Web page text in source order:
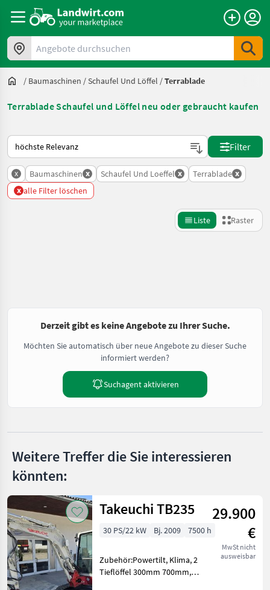
Angebote durchsuchen
/ Baumaschinen /Schaufel Und Löffel /Terrablade
Terrablade Schaufel und Löffel neu oder gebraucht kaufen
So wird auf Landwirt.com sortiert
Filter
x Baumaschinen x Schaufel Und Loeffel x Terrablade x
x alle Filter löschen
Liste Raster
Derzeit gibt es keine Angebote zu Ihrer Suche.
Möchten Sie automatisch über neue Angebote zu dieser Suche
informiert werden?
Suchagent aktivieren
Weitere Treffer die Sie interessieren
könnten:
Takeuchi TB235
29.900
€
MwSt nicht
ausweisbar
30 PS/22 kW Bj. 2009 7500 h
Zubehör:Powertilt, Klima, 2
Tieflöffel 300mm 700mm,